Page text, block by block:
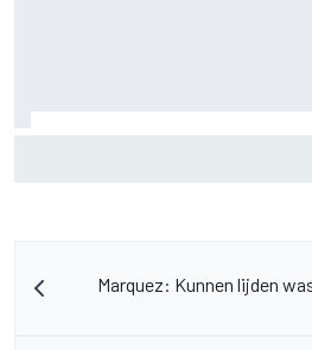
Marquez: Kunnen lijden